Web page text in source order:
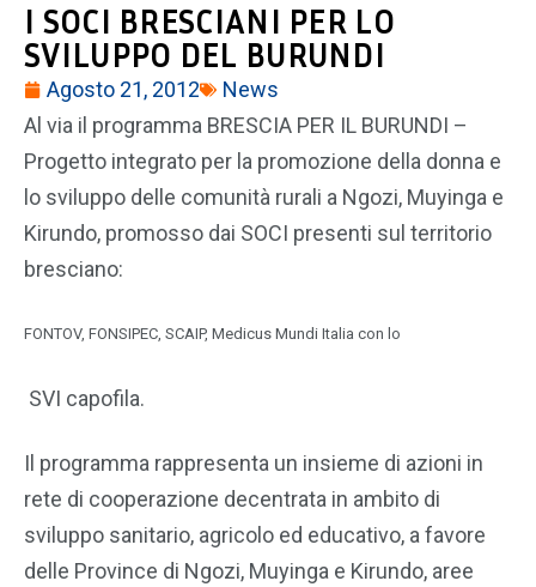
I SOCI BRESCIANI PER LO
SVILUPPO DEL BURUNDI
Agosto 21, 2012
News
Al via il programma BRESCIA PER IL BURUNDI –
Progetto integrato per la promozione della donna e
lo sviluppo delle comunità rurali a Ngozi, Muyinga e
Kirundo, promosso dai SOCI presenti sul territorio
bresciano:
FONTOV, FONSIPEC, SCAIP, Medicus Mundi Italia con lo
SVI capofila.
Il programma rappresenta un insieme di azioni in
rete di cooperazione decentrata in ambito di
sviluppo sanitario, agricolo ed educativo, a favore
delle Province di Ngozi, Muyinga e Kirundo, aree